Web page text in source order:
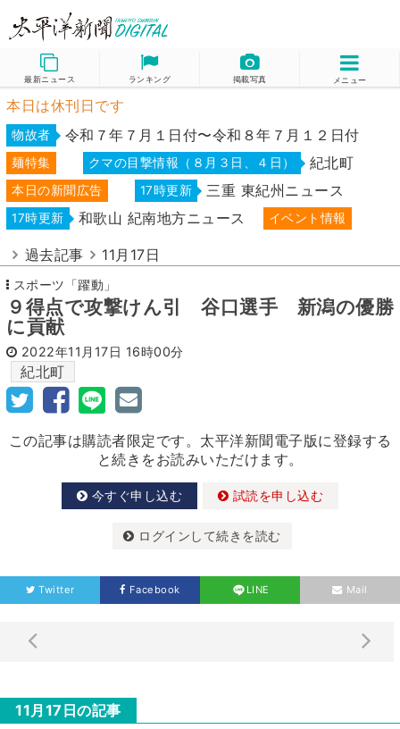
最新ニュース ランキング 掲載写真 メニュー
本日は休刊日です
物故者 令和７年７月１日付〜令和８年７月１２日付
麺特集 クマの目撃情報（８月３日、４日） 紀北町
本日の新聞広告 17時更新 三重 東紀州ニュース
17時更新 和歌山 紀南地方ニュース イベント情報
過去記事 11月17日
スポーツ「躍動」
９得点で攻撃けん引 谷口選手 新潟の優勝
に貢献
2022年11月17日 16時00分
紀北町
この記事は購読者限定です。太平洋新聞電子版に登録する
と続きをお読みいただけます。
今すぐ申し込む 試読を申し込む
ログインして続きを読む
Twitter Facebook LINE Mail
11月17日の記事